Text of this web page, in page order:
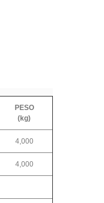
PESO
(kg)
4,000
4,000